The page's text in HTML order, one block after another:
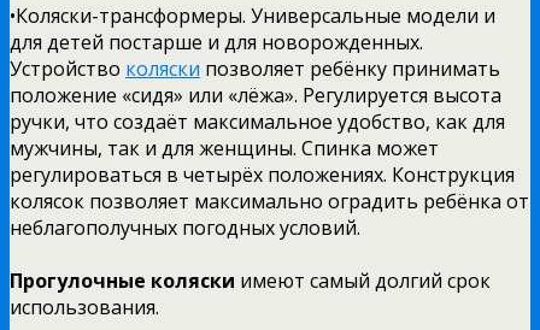
•Коляски-трансформеры. Универсальные модели и
для детей постарше и для новорожденных.
Устройство коляски позволяет ребёнку принимать
положение «сидя» или «лёжа». Регулируется высота
ручки, что создаёт максимальное удобство, как для
мужчины, так и для женщины. Спинка может
регулироваться в четырёх положениях. Конструкция
колясок позволяет максимально оградить ребёнка от
неблагополучных погодных условий.
Прогулочные коляски имеют самый долгий срок
использования.